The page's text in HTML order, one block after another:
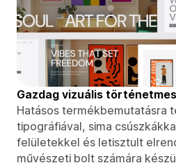
Gazdag vizuális
Hatásos termékbemutatásra
tipográfiával, sima
felületekkel és letisztult
művészeti bolt számára